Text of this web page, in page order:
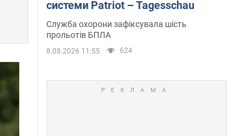
системи Patriot – Tagesschau
Служба охорони зафіксувала шість
прольотів БПЛА
8.08.2026 11:55 624